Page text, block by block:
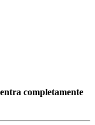
completamente